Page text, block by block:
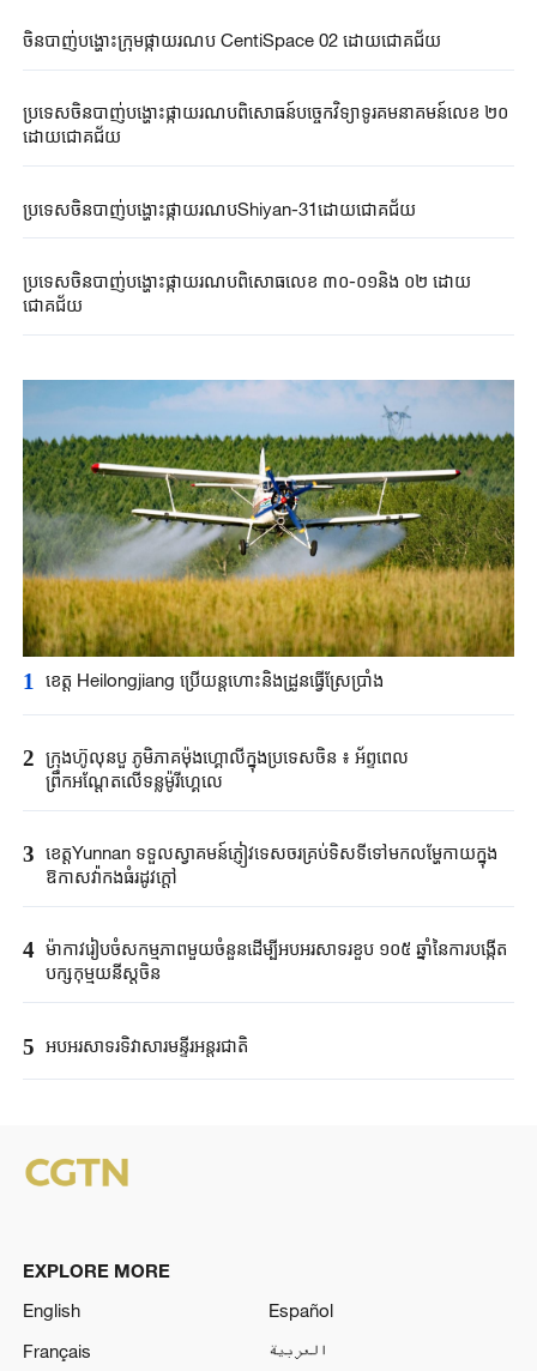
ចិនបាញ់បង្ហោះក្រុមផ្កាយរណប CentiSpace 02 ដោយជោគជ័យ
ប្រទេសចិនបាញ់បង្ហោះផ្កាយរណបពិសោធន៍បច្ចេកវិទ្យាទូរគមនាគមន៍លេខ ២០
ដោយជោគជ័យ
ប្រទេសចិនបាញ់បង្ហោះផ្កាយរណបShiyan-31ដោយជោគជ័យ
ប្រទេសចិនបាញ់បង្ហោះផ្កាយរណបពិសោធលេខ ៣០-០១និង ០២ ដោយ
ជោគជ័យ
1 ខេត្ត Heilongjiang ប្រើយន្តហោះនិងដ្រូនធ្វើស្រែប្រាំង
2 ក្រុងហ៊ូលុនបួ ភូមិភាគម៉ុងហ្គោលីក្នុងប្រទេសចិន ៖ អ័ព្ទពេល
ព្រឹកអណ្តែតលើទន្លម៉ូរីហ្គេលេ
3 ខេត្តYunnan ទទួលស្វាគមន៍ភ្ញៀវទេសចរគ្រប់ទិសទីទៅមកលម្ហែកាយក្នុង
ឱកាសវ៉ាកងធំរដូវក្តៅ
4 ម៉ាកាវរៀបចំសកម្មភាពមួយចំនួនដើម្បីអបអរសាទរខួប ១០៥ ឆ្នាំនៃការបង្កើត
បក្សកុម្មុយនីស្តចិន
5 អបអរសាទរទិវាសារមន្ទីរអន្តរជាតិ
EXPLORE MORE
English
Español
Français
العربية